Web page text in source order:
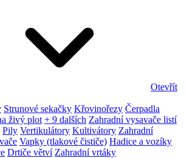
Otevřít
Strunové sekačky Křovinořezy Čerpadla
živý plot + 9 dalších Zahradní vysavače listí
Pily Vertikulátory Kultivátory Zahradní
Vapky (tlakové čističe) Hadice a vozíky
Drtiče větví Zahradní vrtáky